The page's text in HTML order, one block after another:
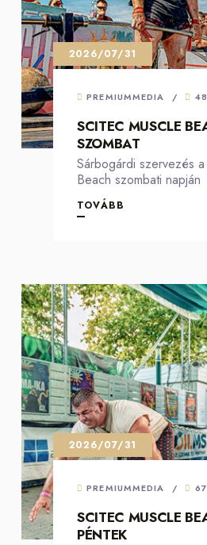
PREMIUMMEDIA /
SCITEC MUSCLE
SZOMBAT
Sárbogárdi szervezés
Beach szombati napján
TOVÁBB
2026/07/31
PREMIUMMEDIA /
SCITEC MUSCLE
PÉNTEK
2026/07/31